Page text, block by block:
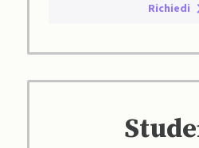
Richiedi